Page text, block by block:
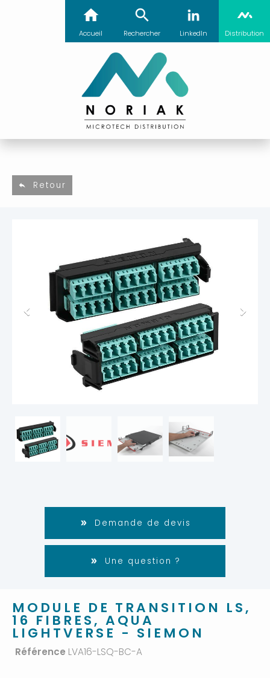
Accueil Rechercher LinkedIn Distribution
Retour
Demande de devis
Une question ?
MODULE DE TRANSITION LS,
16 FIBRES, AQUA
LIGHTVERSE - SIEMON
Référence LVA16-LSQ-BC-A